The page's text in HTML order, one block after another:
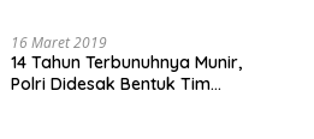
16 Maret 2019
14 Tahun Terbunuhnya Munir,
Polri Didesak Bentuk Tim